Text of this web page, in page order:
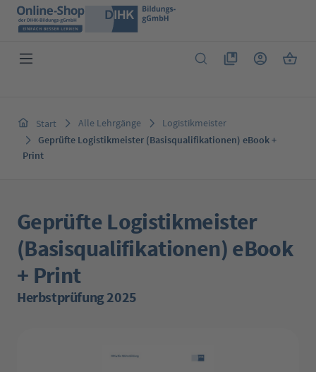
Zum Hauptinhalt springen
Du hast 0 Produkte
Start Alle Lehrgänge
Logistikmeister
Geprüfte Logistikmeister (Basisqualifikationen) eBook +
Print
Geprüfte Logistikmeister
(Basisqualifikationen) eBook
+ Print
Herbstprüfung 2025